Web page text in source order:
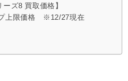
ーズ8 買取価格】
上限価格 ※12/27現在